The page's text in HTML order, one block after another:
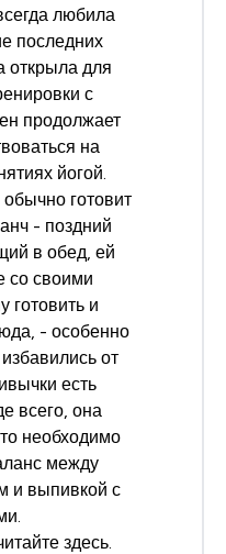
любила
последних
открыла для
с
продолжает
на
йогой.
готовит
- поздний
в обед, ей
со своими
готовить и
- особенно
от
есть
всего, она
необходимо
между
и выпивкой с
здесь